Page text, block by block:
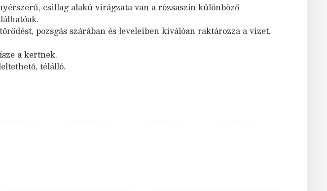
csillag alakú virágzata van a rózsaszín különböző
pozsgás szárában és leveleiben kiválóan raktározza a vizet,
a kertnek.
télálló.